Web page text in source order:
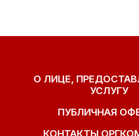
О ЛИЦЕ,
УСЛУГУ
ПУБЛИЧНАЯ